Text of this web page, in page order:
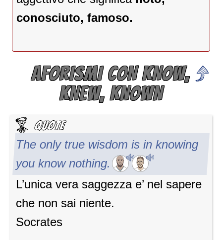
conosciuto, famoso.
AFORISMI CON KNOW,
KNEW, KNOWN
The only true wisdom is in knowing
you know nothing.
L’unica vera saggezza e’ nel sapere
che non sai niente.
Socrates